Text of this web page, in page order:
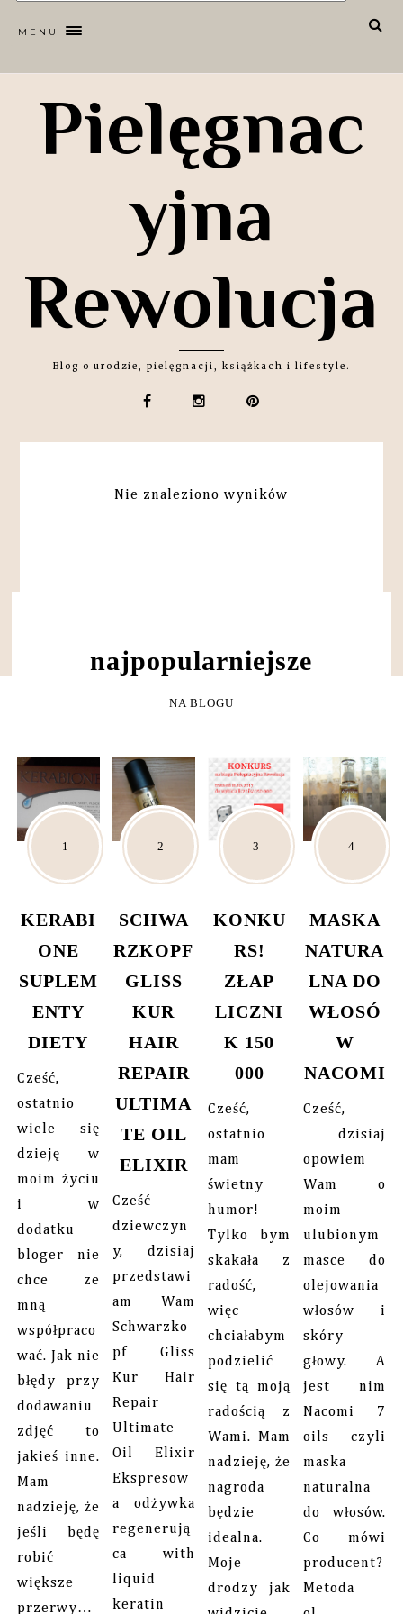
MENU
Pielęgnac
yjna
Rewolucja
Blog o urodzie, pielęgnacji, książkach i lifestyle.
Nie znaleziono wyników
NAJPOPULARNIEJSZE
NA BLOGU
KERABI
ONE
SUPLEM
ENTY
DIETY
Cześć,
ostatnio
wiele się
dzieję w
moim życiu
i w
dodatku
bloger nie
chce ze
mną
współpraco
wać. Jak nie
błędy przy
dodawaniu
zdjęć to
jakieś inne.
Mam
nadzieję, że
jeśli będę
robić
większe
przerwy…
SCHWA
RZKOPF
GLISS
KUR
HAIR
REPAIR
ULTIMA
TE OIL
ELIXIR
Cześć
dziewczyn
y, dzisiaj
przedstawi
am Wam
Schwarzko
pf Gliss
Kur Hair
Repair
Ultimate
Oil Elixir
Ekspresow
a odżywka
regenerują
ca with
liquid
keratin
KONKU
RS!
ZŁAP
LICZNI
K 150
000
Cześć,
ostatnio
mam
świetny
humor!
Tylko bym
skakała z
radość,
więc
chciałabym
podzielić
się tą moją
radością z
Wami. Mam
nadzieję, że
nagroda
będzie
idealna.
Moje
drodzy jak
MASKA
NATURA
LNA DO
WŁOSÓ
W
NACOMI
Cześć,
dzisiaj
opowiem
Wam o
moim
ulubionym
masce do
olejowania
włosów i
skóry
głowy. A
jest nim
Nacomi 7
oils czyli
maska
naturalna
do włosów.
Co mówi
producent?
Metoda